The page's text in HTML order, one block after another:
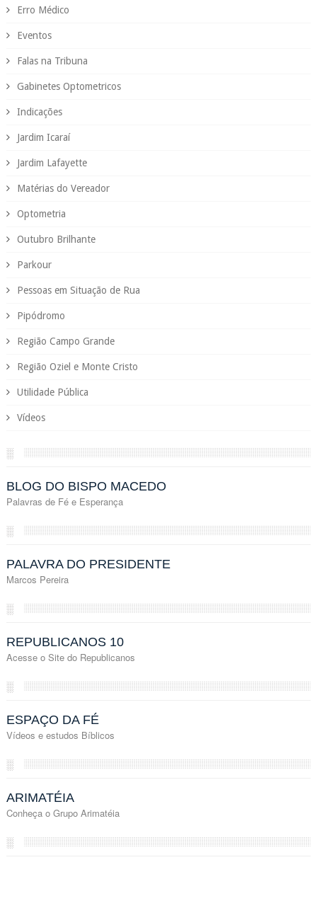
Erro Médico
Eventos
Falas na Tribuna
Gabinetes Optometricos
Indicações
Jardim Icaraí
Jardim Lafayette
Matérias do Vereador
Optometria
Outubro Brilhante
Parkour
Pessoas em Situação de Rua
Pipódromo
Região Campo Grande
Região Oziel e Monte Cristo
Utilidade Pública
Vídeos
░
BLOG DO BISPO MACEDO
Palavras de Fé e Esperança
░
PALAVRA DO PRESIDENTE
Marcos Pereira
░
REPUBLICANOS 10
Acesse o Site do Republicanos
░
ESPAÇO DA FÉ
Vídeos e estudos Bíblicos
░
ARIMATÉIA
Conheça o Grupo Arimatéia
░